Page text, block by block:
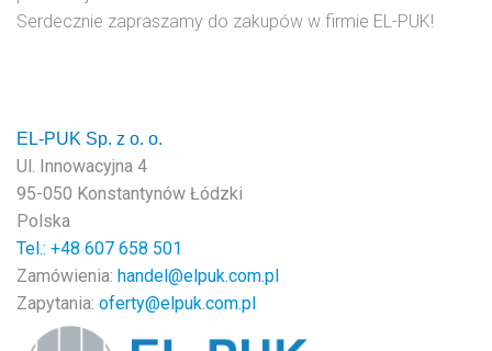
Serdecznie zapraszamy do zakupów w firmie EL-PUK!
EL-PUK Sp. z o. o.
Ul. Innowacyjna 4
95-050 Konstantynów Łódzki
Polska
Tel.: +48 607 658 501
Zamówienia: handel@elpuk.com.pl
Zapytania: oferty@elpuk.com.pl